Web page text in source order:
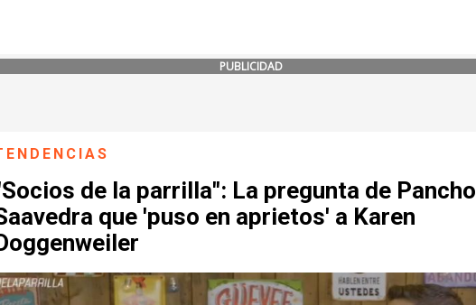
PUBLICIDAD
de la parrilla": La pregunta de Pancho
que 'puso en aprietos' a Karen